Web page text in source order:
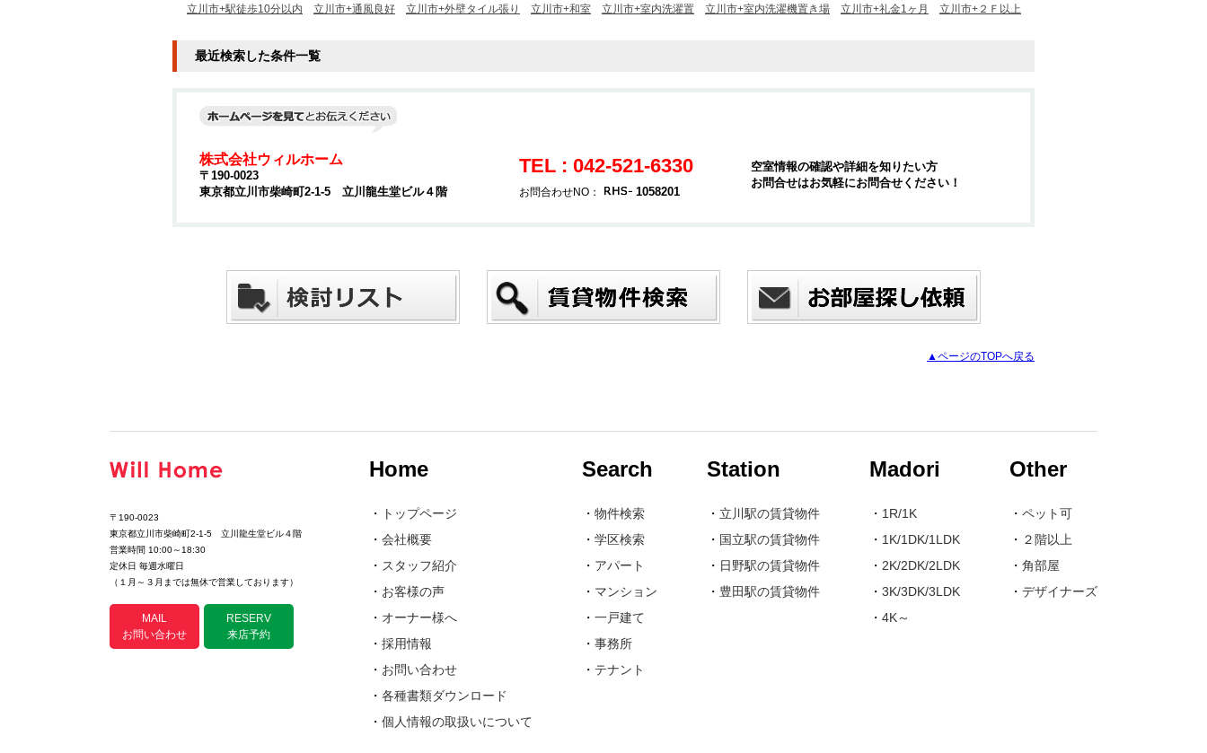
立川市+駅徒歩10分以内 立川市+通風良好 立川市+外壁タイル張り 立川市+和室 立川市+室内洗濯置 立川市+室内洗濯機置き場 立川市+礼金1ヶ月 立川市+２Ｆ以上
最近検索した条件一覧
株式会社ウィルホーム
〒190-0023
東京都立川市柴崎町2-1-5 立川龍生堂ビル４階
TEL : 042-521-6330
お問合わせNO： 1058201
空室情報の確認や詳細を知りたい方
お問合せはお気軽にお問合せください！
▲ページのTOPへ戻る
〒190-0023
東京都立川市柴崎町2-1-5 立川龍生堂ビル４階
営業時間 10:00～18:30
定休日 毎週水曜日
（１月～３月までは無休で営業しております）
MAIL
お問い合わせ
RESERV
来店予約
Home
・
トップページ
・ 会社概要
・ スタッフ紹介
・ お客様の声
・ オーナー様へ
・ 採用情報
・ お問い合わせ
・ 各種書類ダウンロード
・ 個人情報の取扱いについて
Search
・ 物件検索
・ 学区検索
・ アパート
・ マンション
・ 一戸建て
・ 事務所
・ テナント
Station
・ 立川駅の賃貸物件
・ 国立駅の賃貸物件
・ 日野駅の賃貸物件
・ 豊田駅の賃貸物件
Madori
・ 1R/1K
・ 1K/1DK/1LDK
・ 2K/2DK/2LDK
・ 3K/3DK/3LDK
・ 4K～
Other
・ ペット可
・ ２階以上
・ 角部屋
・ デザイナーズ